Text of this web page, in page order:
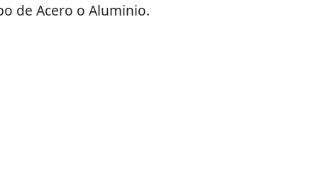
de Acero o Aluminio.